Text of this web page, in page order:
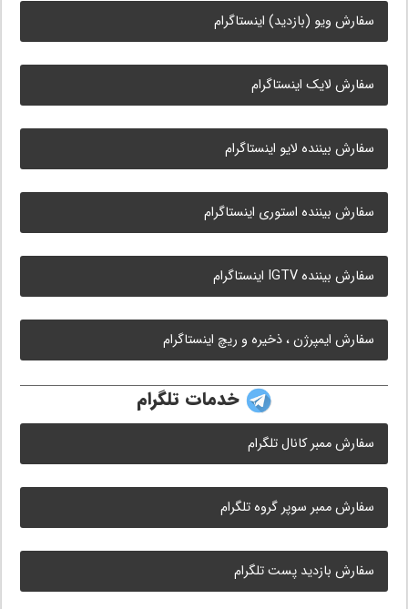
سفارش ویو (بازدید) اینستاگرام
سفارش لایک اینستاگرام
سفارش بیننده لایو اینستاگرام
سفارش بیننده استوری اینستاگرام
سفارش بیننده IGTV اینستاگرام
سفارش ایمپرژن ، ذخیره و ریچ اینستاگرام
خدمات تلگرام
سفارش ممبر کانال تلگرام
سفارش ممبر سوپر گروه تلگرام
سفارش بازدید پست تلگرام